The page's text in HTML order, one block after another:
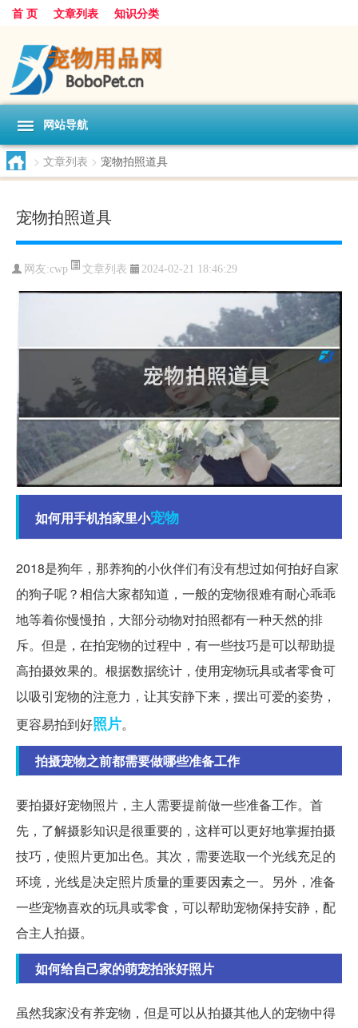
首 页 文章列表 知识分类
网站导航
> 文章列表 > 宠物拍照道具
宠物拍照道具
网友:cwp 文章列表 2024-02-21 18:46:29
如何用手机拍家里小宠物
2018是狗年，那养狗的小伙伴们有没有想过如何拍好自家
的狗子呢？相信大家都知道，一般的宠物很难有耐心乖乖
地等着你慢慢拍，大部分动物对拍照都有一种天然的排
斥。但是，在拍宠物的过程中，有一些技巧是可以帮助提
高拍摄效果的。根据数据统计，使用宠物玩具或者零食可
以吸引宠物的注意力，让其安静下来，摆出可爱的姿势，
更容易拍到好照片。
拍摄宠物之前都需要做哪些准备工作
要拍摄好宠物照片，主人需要提前做一些准备工作。首
先，了解摄影知识是很重要的，这样可以更好地掌握拍摄
技巧，使照片更加出色。其次，需要选取一个光线充足的
环境，光线是决定照片质量的重要因素之一。另外，准备
一些宠物喜欢的玩具或零食，可以帮助宠物保持安静，配
合主人拍摄。
如何给自己家的萌宠拍张好照片
虽然我家没有养宠物，但是可以从拍摄其他人的宠物中得